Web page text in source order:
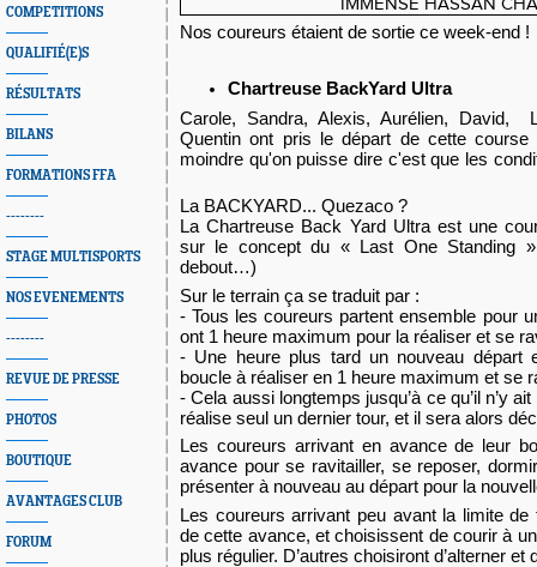
COMPETITIONS
QUALIFIÉ(E)S
RÉSULTATS
BILANS
FORMATIONS FFA
--------
STAGE MULTISPORTS
NOS EVENEMENTS
--------
REVUE DE PRESSE
PHOTOS
BOUTIQUE
AVANTAGES CLUB
FORUM
Nos coureurs étaient de sortie ce week-end !
Chartreuse BackYard Ultra
Carole, Sandra, Alexis, Aurélien, David,
Quentin ont pris le départ de cette
moindre qu'on puisse dire c'est que les
La BACKYARD... Quezaco ?
La Chartreuse Back Yard Ultra est une
sur le concept du « Last One Standing
debout…)
Sur le terrain ça se traduit par :
- Tous les coureurs partent ensemble pour
ont 1 heure maximum pour la réaliser et se
- Une heure plus tard un nouveau départ
boucle à réaliser en 1 heure maximum et se
- Cela aussi longtemps jusqu’à ce qu’il n’y
réalise seul un dernier tour, et il sera alors
Les coureurs arrivant en avance de leur
avance pour se ravitailler, se reposer,
présenter à nouveau au départ pour la
Les coureurs arrivant peu avant la limite
de cette avance, et choisissent de courir à
plus régulier. D’autres choisiront d’alterner